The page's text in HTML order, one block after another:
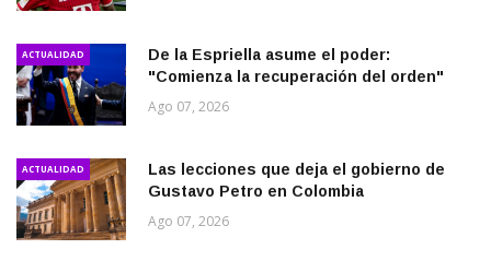
ACTUALIDAD
De la Espriella asume el poder:
"Comienza la recuperación del orden"
Ago 07, 2026
ACTUALIDAD
Las lecciones que deja el gobierno de
Gustavo Petro en Colombia
Ago 07, 2026